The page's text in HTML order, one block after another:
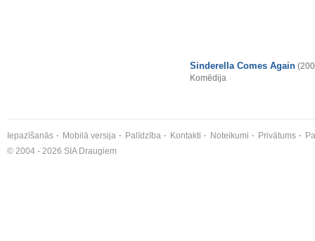
Sinderella Comes Again
Komēdija
Iepazīšanās Mobilā versija Palīdzība Kontakti Noteikumi Privātums
© 2004 - 2026 SIA Draugiem